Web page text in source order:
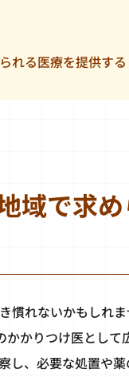
れる医療を提供す
域で求
き慣れないかもし
かりつけ医とし
し、必要な処置や